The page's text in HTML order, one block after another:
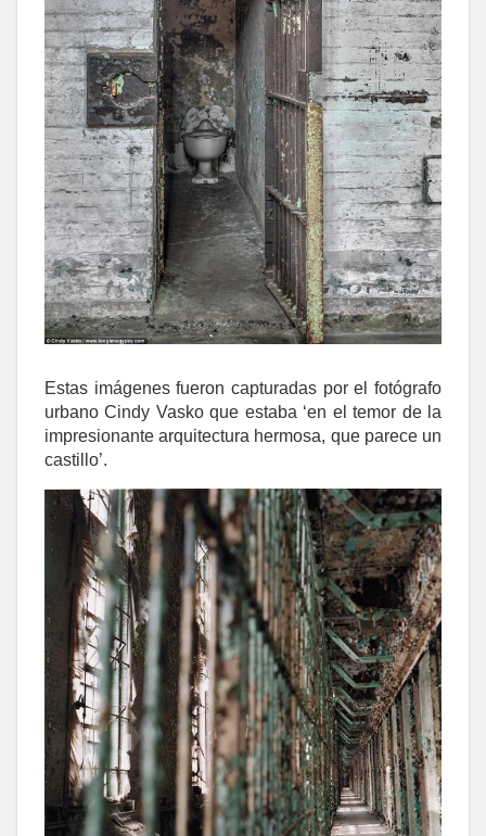
Estas imágenes fueron capturadas por el fotógrafo
urbano Cindy Vasko que estaba ‘en el temor de la
impresionante arquitectura hermosa, que parece un
castillo’.